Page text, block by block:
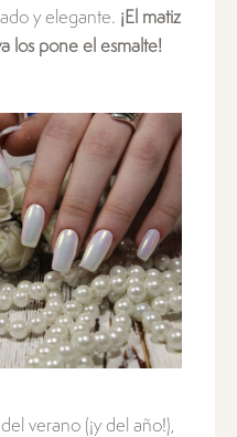
y elegante. ¡El matiz
los pone el esmalte!
verano (¡y del año!),